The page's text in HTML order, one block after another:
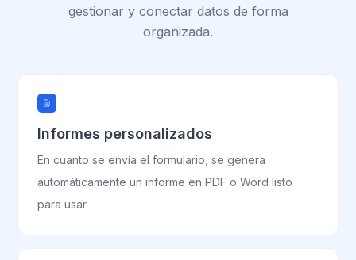
gestionar y conectar datos de forma
organizada.
Informes personalizados
En cuanto se envía el formulario, se genera
automáticamente un informe en PDF o Word listo
para usar.